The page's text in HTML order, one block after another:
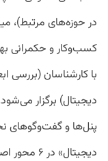
کسب‌وکار و حکمرانی
با کارشناسان
دیجیتال) برگزار
پنل‌ها و گفت‌وگوهای
دیجیتال» در ۶ محور اصلی برگزار می‌شود که این محورها عبارتند از :